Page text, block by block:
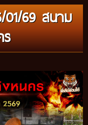
69 สนาม